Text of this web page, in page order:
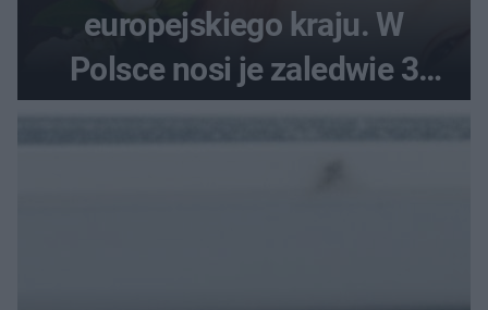
europejskiego kraju. W
Polsce nosi je zaledwie 3
kobiety